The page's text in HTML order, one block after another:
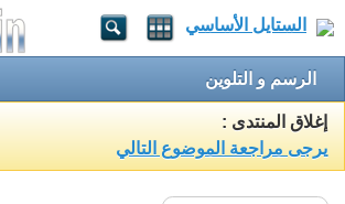
الستايل الأساسي
الرسم و التلوين
إغلاق المنتدى :
يرجى مراجعة الموضوع التالي